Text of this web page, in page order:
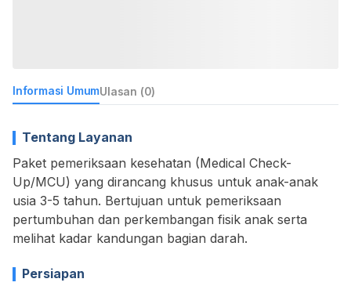
Informasi UmumUlasan (0)
Tentang Layanan
Paket pemeriksaan kesehatan (Medical Check-
Up/MCU) yang dirancang khusus untuk anak-anak
usia 3-5 tahun. Bertujuan untuk pemeriksaan
pertumbuhan dan perkembangan fisik anak serta
melihat kadar kandungan bagian darah.
Persiapan